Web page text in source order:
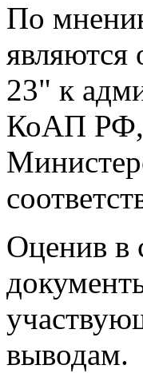
По
23" к
КоАП РФ,
Оценив в
выводам.